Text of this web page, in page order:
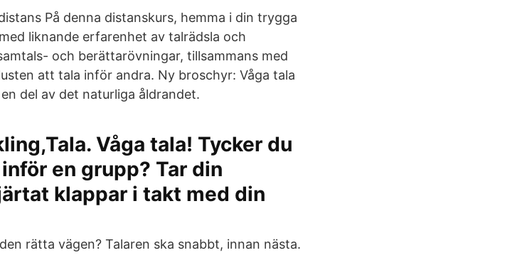
På denna distanskurs, hemma i din trygga
liknande erfarenhet av talrädsla och
och berättarövningar, tillsammans med
att tala inför andra. Ny broschyr: Våga tala
del av det naturliga åldrandet.
Våga tala! Tycker du
en grupp? Tar din
klappar i takt med din
rätta vägen? Talaren ska snabbt, innan nästa.